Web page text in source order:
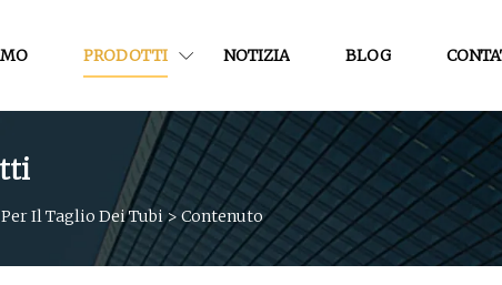
PRODOTTI NOTIZIA BLOG
Il Taglio Dei Tubi > Contenuto